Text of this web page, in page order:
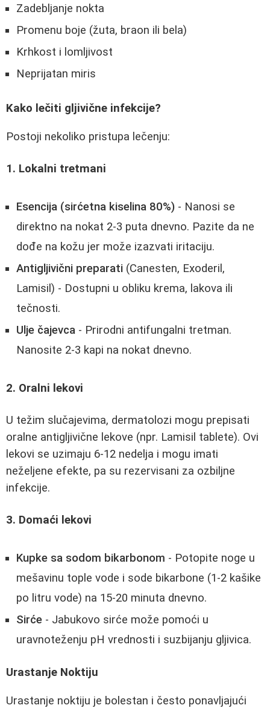
Zadebljanje nokta
Promenu boje (žuta, braon ili bela)
Krhkost i lomljivost
Neprijatan miris
Kako lečiti gljivične infekcije?
Postoji nekoliko pristupa lečenju:
1. Lokalni tretmani
Esencija (sirćetna kiselina 80%) - Nanosi se
direktno na nokat 2-3 puta dnevno. Pazite da ne
dođe na kožu jer može izazvati iritaciju.
Antigljivični preparati (Canesten, Exoderil,
Lamisil) - Dostupni u obliku krema, lakova ili
tečnosti.
Ulje čajevca - Prirodni antifungalni tretman.
Nanosite 2-3 kapi na nokat dnevno.
2. Oralni lekovi
U težim slučajevima, dermatolozi mogu prepisati
oralne antigljivične lekove (npr. Lamisil tablete). Ovi
lekovi se uzimaju 6-12 nedelja i mogu imati
neželjene efekte, pa su rezervisani za ozbiljne
infekcije.
3. Domaći lekovi
Kupke sa sodom bikarbonom - Potopite noge u
mešavinu tople vode i sode bikarbone (1-2 kašike
po litru vode) na 15-20 minuta dnevno.
Sirće - Jabukovo sirće može pomoći u
uravnoteženju pH vrednosti i suzbijanju gljivica.
Urastanje Noktiju
Urastanje noktiju je bolestan i često ponavljajući